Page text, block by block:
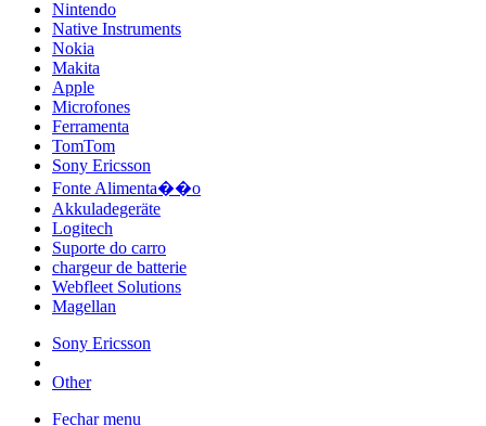
Nintendo
Native Instruments
Nokia
Makita
Apple
Microfones
Ferramenta
TomTom
Sony Ericsson
Fonte Alimenta��o
Akkuladegeräte
Logitech
Suporte do carro
chargeur de batterie
Webfleet Solutions
Magellan
Sony Ericsson
Other
Fechar menu